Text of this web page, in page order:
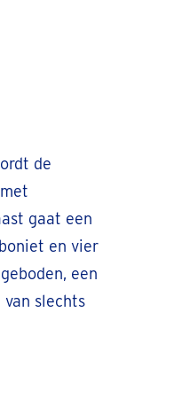
de
gaat een
en vier
een
slechts